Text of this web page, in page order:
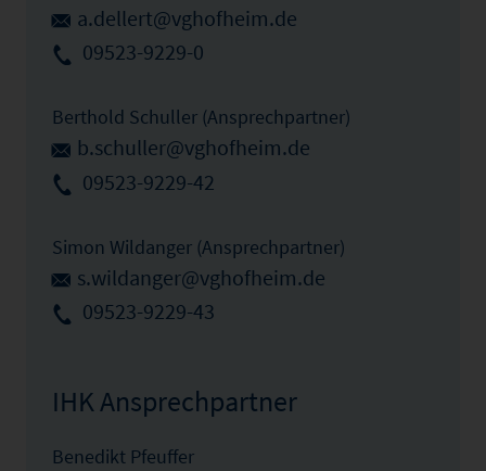
a.dellert@vghofheim.de
09523-9229-0
Berthold Schuller (Ansprechpartner)
b.schuller@vghofheim.de
09523-9229-42
Simon Wildanger (Ansprechpartner)
s.wildanger@vghofheim.de
09523-9229-43
IHK Ansprechpartner
Benedikt Pfeuffer